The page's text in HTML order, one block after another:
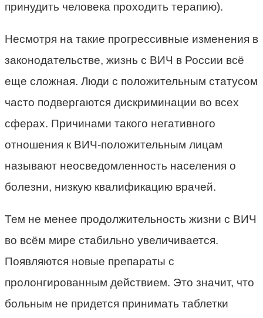
принудить человека проходить терапию).
Несмотря на такие прогрессивные изменения в
законодательстве, жизнь с ВИЧ в России всё
еще сложная. Люди с положительным статусом
часто подвергаются дискриминации во всех
сферах. Причинами такого негативного
отношения к ВИЧ-положительным лицам
называют неосведомленность населения о
болезни, низкую квалификацию врачей.
Тем не менее продолжительность жизни с ВИЧ
во всём мире стабильно увеличивается.
Появляются новые препараты с
пролонгированным действием. Это значит, что
больным не придется принимать таблетки